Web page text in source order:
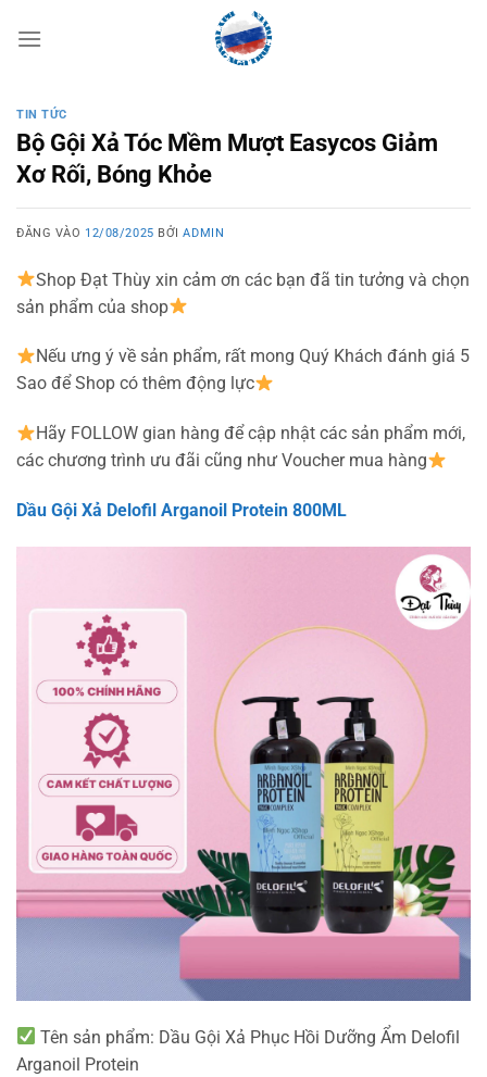
qua
TIN TỨC
Bộ Gội Xả Tóc Mềm Mượt Easycos Giảm
Xơ Rối, Bóng Khỏe
ĐĂNG VÀO 12/08/2025 BỞIADMIN
Shop Đạt Thùy xin cảm ơn các bạn đã tin tưởng và chọn
sản phẩm của shop
Nếu ưng ý về sản phẩm, rất mong Quý Khách đánh giá 5
Sao để Shop có thêm động lực
Hãy FOLLOW gian hàng để cập nhật các sản phẩm mới,
các chương trình ưu đãi cũng như Voucher mua hàng
Dầu Gội Xả Delofil Arganoil Protein 800ML
Tên sản phẩm: Dầu Gội Xả Phục Hồi Dưỡng Ẩm Delofil
Arganoil Protein